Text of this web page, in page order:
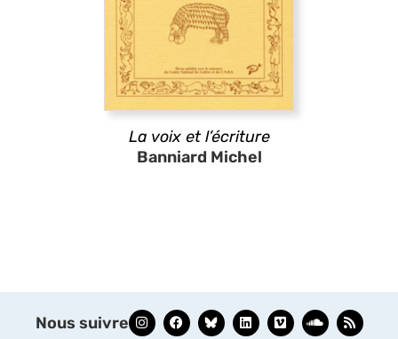
La voix et l’écriture
Banniard Michel
Nous suivre